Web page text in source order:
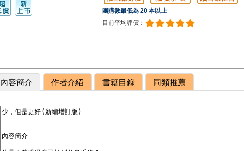
團購數最低為 20 本以上
目前平均評價：
內容簡介 作者介紹 書籍目錄 同類推薦